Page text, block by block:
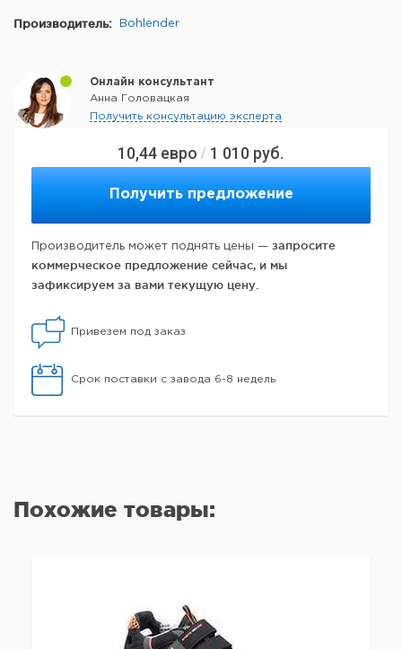
10,44 евро / 1 010 руб.
Получить предложение
Производитель может поднять цены — запросите
коммерческое предложение сейчас, и мы
зафиксируем за вами текущую цену.
Привезем под заказ
Срок поставки с завода 6-8 недель
Производитель: Bohlender
Онлайн консультант
Анна Головацкая
Получить консультацию эксперта
Похожие товары: